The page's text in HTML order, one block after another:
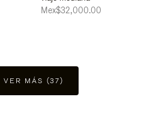
Mex$32,000.00
VER MÁS (37)